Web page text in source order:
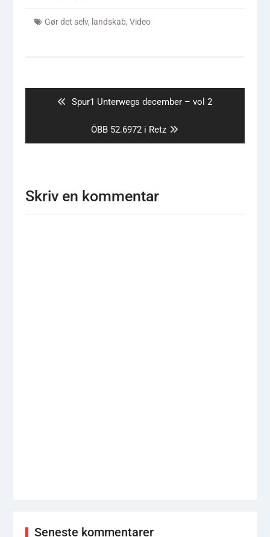
vælge imellem. Typisk
bruger mange e-bay
Gør det selv, landskab, Video
Previous
Spur1 Unterwegs december – vol 2
Next
post:
ÖBB 52.6972 i Retz
Skriv en kommentar
Seneste kommentarer